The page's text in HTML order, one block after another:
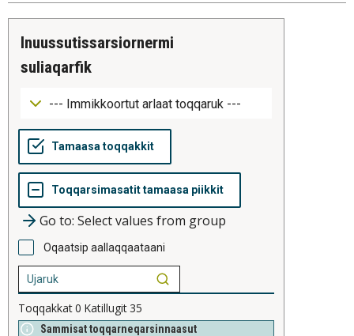
inuussutissarsiornermi
suliaqarfik
Go to: Select values from group
Oqaatsip aallaqqaataani
Toqqakkat0 Katillugit35
Sammisat toqqarneqarsinnaasut